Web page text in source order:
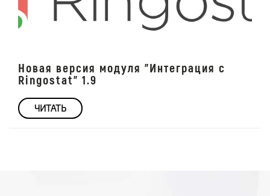
Новая версия модуля "Интеграция с
Ringostat" 1.9
ЧИТАТЬ